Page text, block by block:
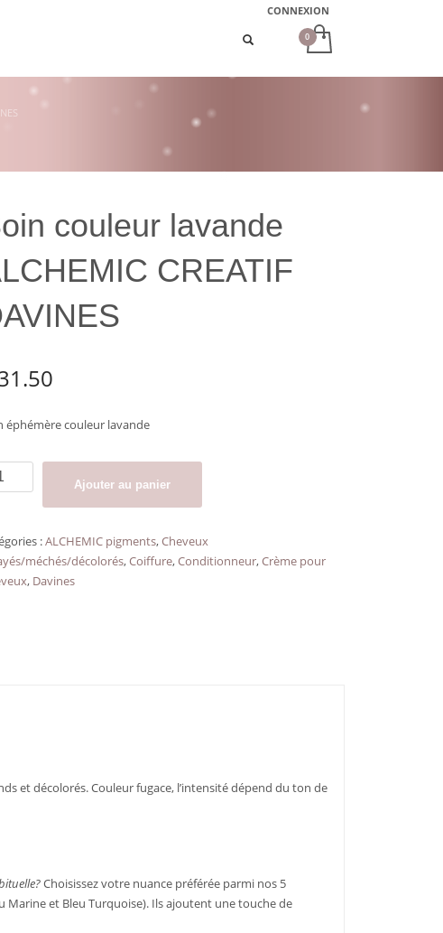
CONNEXION
couleur lavande
CREATIF
éphémère couleur lavande
Ajouter au panier
:ALCHEMIC pigments,Cheveux
méchés/décolorés,Coiffure,Conditionneur,Crème pour
, Davines
et décolorés. Couleur fugace, l’intensité dépend du ton de
Choisissez votre nuance préférée parmi nos 5
Marine et Bleu Turquoise). Ils ajoutent une touche de